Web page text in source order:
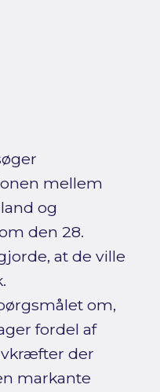
mellem
og
den 28.
at de ville
om,
fordel af
der
markante